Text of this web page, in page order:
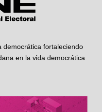
democrática fortaleciendo
en la vida democrática